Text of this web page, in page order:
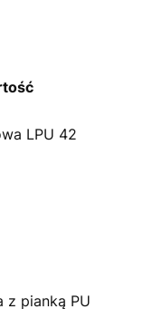
LPU 42
z pianką PU